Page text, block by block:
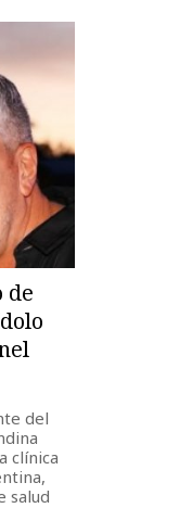
de
del
clínica
salud